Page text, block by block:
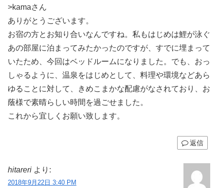
>kamaさん
ありがとうございます。
お宿の方とお知り合いなんですね。私もはじめは鯉が泳ぐ
あの部屋に泊まってみたかったのですが、すでに埋まって
いたため、今回はベッドルームになりました。でも、おっ
しゃるように、温泉をはじめとして、料理や環境などあら
ゆることに対して、きめこまかな配慮がなされており、お
蔭様で素晴らしい時間を過ごせました。
これから宜しくお願い致します。
返信
hitareri より:
2018年9月22日 3:40 PM